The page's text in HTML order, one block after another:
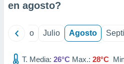
en agosto?
Junio Julio Agosto
T. Media: 26°C Max.: 28°C